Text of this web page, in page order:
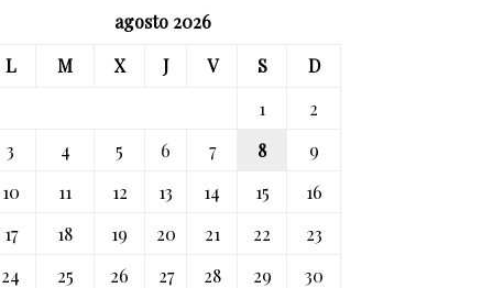
agosto 2026
L
M X J V S
D
1
2
3
4 5 6 7 8
9
10
11 12 13 14 15
16
17
18 19 20 21 22
23
24
25 26 27 28 29
30